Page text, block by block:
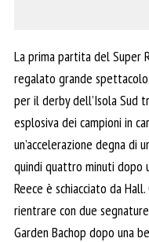
La prima partita del Super
regalato grande
per il derby dell’Isola Sud
esplosiva dei campioni in
un’accelerazione degna di
quindi quattro minuti
Reece è schiacciato da
rientrare con due
Garden Bachop dopo una